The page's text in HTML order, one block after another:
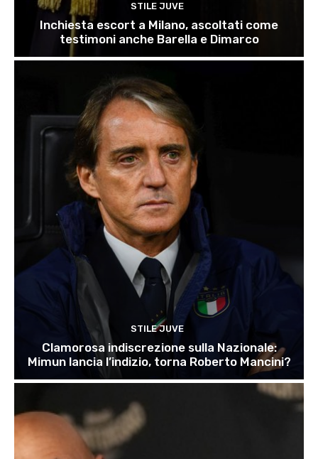
STILE JUVE
Inchiesta escort a Milano, ascoltati come
testimoni anche Barella e Dimarco
STILE JUVE
Clamorosa indiscrezione sulla Nazionale:
Mimun lancia l’indizio, torna Roberto Mancini?